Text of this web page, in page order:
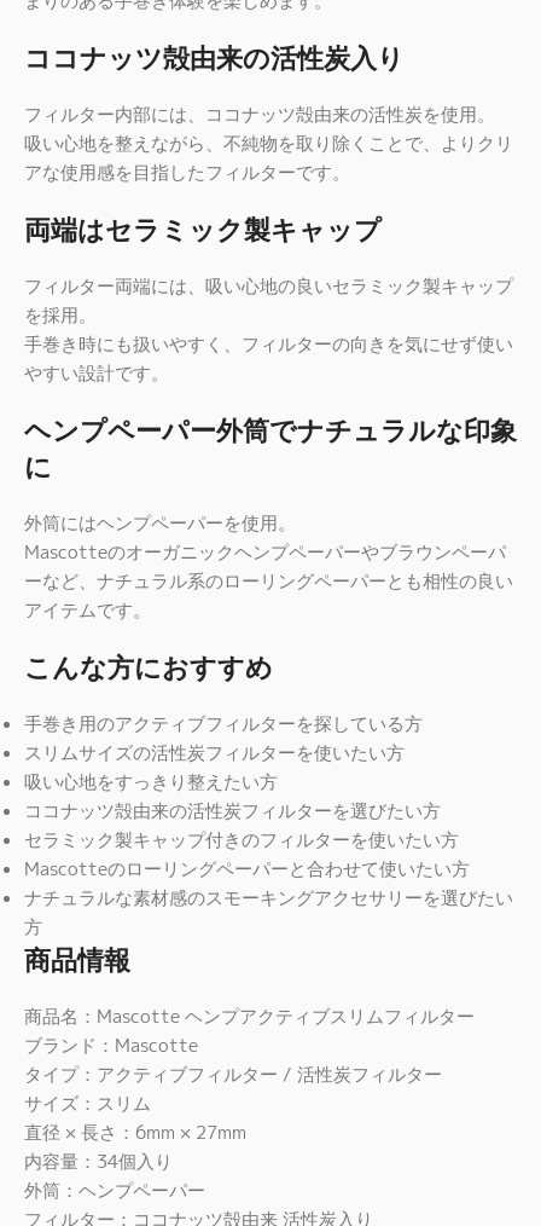
ココナッツ殻由来の活性炭入り
フィルター内部には、ココナッツ殻由来の活性炭を使用。
吸い心地を整えながら、不純物を取り除くことで、よりクリ
アな使用感を目指したフィルターです。
両端はセラミック製キャップ
フィルター両端には、吸い心地の良いセラミック製キャップ
を採用。
手巻き時にも扱いやすく、フィルターの向きを気にせず使い
やすい設計です。
ヘンプペーパー外筒でナチュラルな印象
に
外筒にはヘンプペーパーを使用。
Mascotteのオーガニックヘンプペーパーやブラウンペーパ
ーなど、ナチュラル系のローリングペーパーとも相性の良い
アイテムです。
こんな方におすすめ
手巻き用のアクティブフィルターを探している方
スリムサイズの活性炭フィルターを使いたい方
吸い心地をすっきり整えたい方
ココナッツ殻由来の活性炭フィルターを選びたい方
セラミック製キャップ付きのフィルターを使いたい方
Mascotteのローリングペーパーと合わせて使いたい方
ナチュラルな素材感のスモーキングアクセサリーを選びたい
方
商品情報
商品名：Mascotte ヘンプアクティブスリムフィルター
ブランド：Mascotte
タイプ：アクティブフィルター / 活性炭フィルター
サイズ：スリム
直径 × 長さ：6mm × 27mm
内容量：34個入り
外筒：ヘンプペーパー
フィルター：ココナッツ殻由来 活性炭入り